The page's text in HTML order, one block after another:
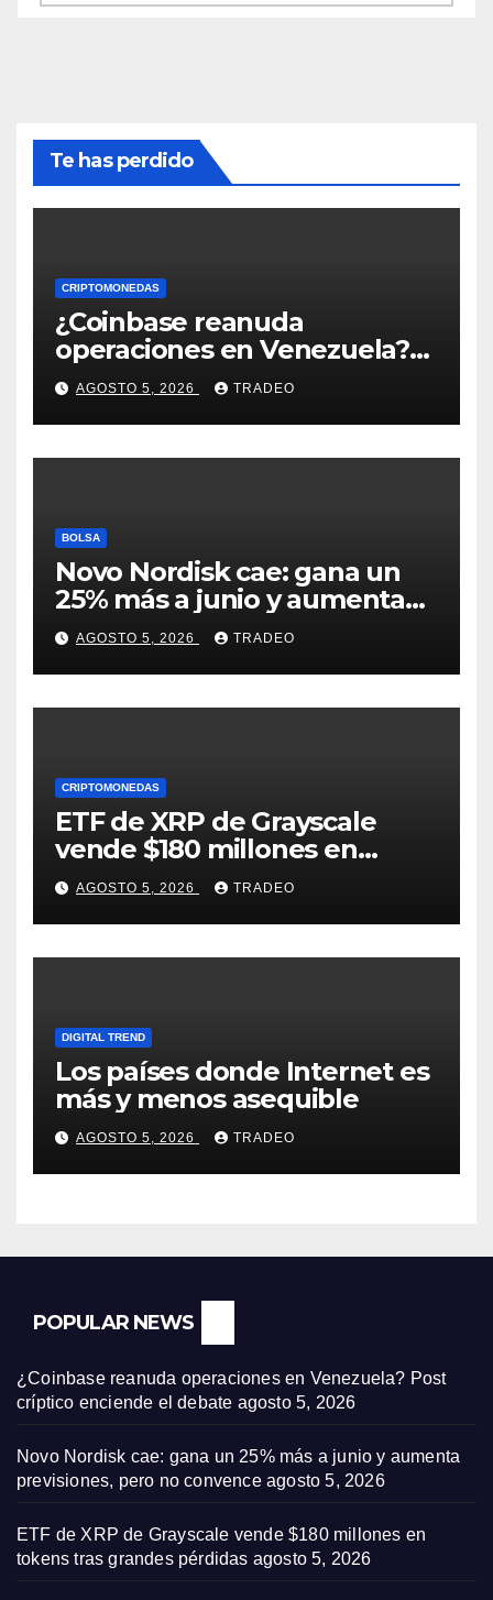
Te has perdido
CRIPTOMONEDAS
¿Coinbase reanuda
operaciones en Venezuela?
Post críptico enciende el
debate
AGOSTO 5, 2026 TRADEO
BOLSA
Novo Nordisk cae: gana un
25% más a junio y aumenta
previsiones, pero no
convence
AGOSTO 5, 2026 TRADEO
CRIPTOMONEDAS
ETF de XRP de Grayscale
vende $180 millones en
tokens tras grandes pérdidas
AGOSTO 5, 2026 TRADEO
DIGITAL TREND
Los países donde Internet es
más y menos asequible
AGOSTO 5, 2026 TRADEO
POPULAR NEWS
¿Coinbase reanuda operaciones en Venezuela? Post
críptico enciende el debate agosto 5, 2026
Novo Nordisk cae: gana un 25% más a junio y aumenta
previsiones, pero no convence agosto 5, 2026
ETF de XRP de Grayscale vende $180 millones en
tokens tras grandes pérdidas agosto 5, 2026